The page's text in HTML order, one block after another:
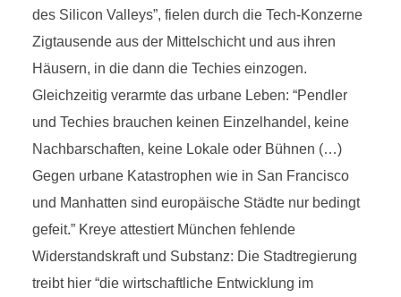
des Silicon Valleys”, fielen durch die Tech-Konzerne
Zigtausende aus der Mittelschicht und aus ihren
Häusern, in die dann die Techies einzogen.
Gleichzeitig verarmte das urbane Leben: “Pendler
und Techies brauchen keinen Einzelhandel, keine
Nachbarschaften, keine Lokale oder Bühnen (…)
Gegen urbane Katastrophen wie in San Francisco
und Manhatten sind europäische Städte nur bedingt
gefeit.” Kreye attestiert München fehlende
Widerstandskraft und Substanz: Die Stadtregierung
treibt hier “die wirtschaftliche Entwicklung im